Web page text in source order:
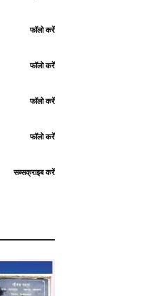
फॉलो करें
फॉलो करें
फॉलो करें
फॉलो करें
सब्सक्राइब करें